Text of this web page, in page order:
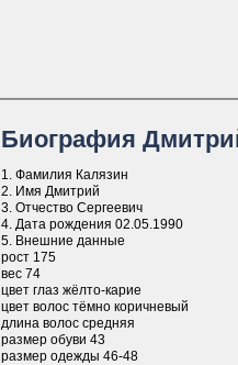
Биография
1. Фамилия Калязин
2. Имя Дмитрий
3. Отчество Сергеевич
4. Дата рождения 02.05.1990
5. Внешние данные
рост 175
вес 74
цвет глаз жёлто-карие
цвет волос тёмно коричневый
длина волос средняя
размер обуви 43
размер одежды 46-48